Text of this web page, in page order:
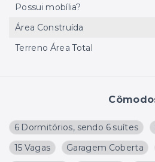
6 Dormitórios, sendo 6 suítes
15 Vagas
Garagem Coberta
Possui mobília?
Área Construída
Terreno Área Total